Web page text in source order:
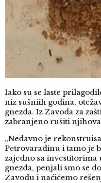
Iako su se laste
niz sušniih godina,
gnezda. Iz Zavoda za
zabranjeno rušiti njihova
„Nedavno je
Petrovaradinu i tamo je
zajedno sa investitorima
gnezda, penjali smo se
Zavodu i naćićemo